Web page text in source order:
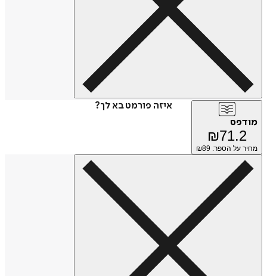
איזה פורמט בא לך?
מודפס
₪71.2
מחיר על הספר: ₪ 89